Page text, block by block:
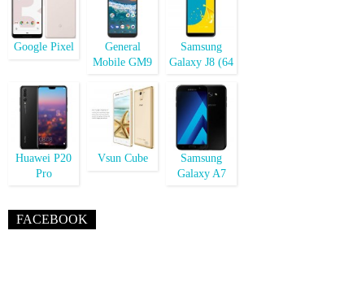
Google Pixel
General
Mobile GM9
Samsung
Galaxy J8 (64
Huawei P20
Pro
Vsun Cube
Samsung
Galaxy A7
FACEBOOK